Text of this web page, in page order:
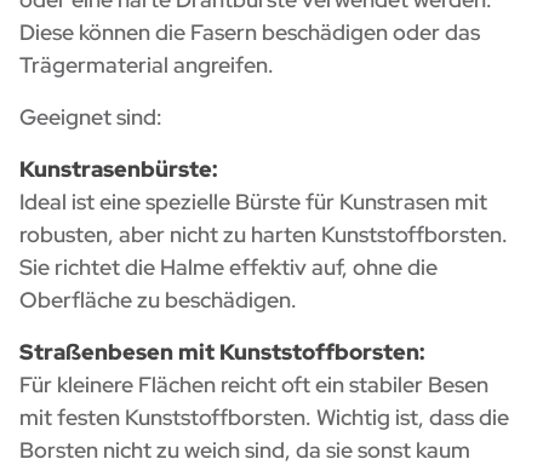
Diese können die Fasern beschädigen oder das
Trägermaterial angreifen.
Geeignet sind:
Kunstrasenbürste:
Ideal ist eine spezielle Bürste für Kunstrasen mit
robusten, aber nicht zu harten Kunststoffborsten.
Sie richtet die Halme effektiv auf, ohne die
Oberfläche zu beschädigen.
Straßenbesen mit Kunststoffborsten:
Für kleinere Flächen reicht oft ein stabiler Besen
mit festen Kunststoffborsten. Wichtig ist, dass die
Borsten nicht zu weich sind, da sie sonst kaum